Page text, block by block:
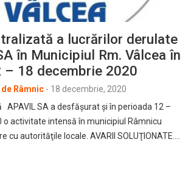
a lucrărilor derulate
în Municipiul Rm. Vâlcea în
– 18 decembrie 2020
Râmnic - 18 decembrie, 2020
APAVIL SA a desfăşurat şi în perioada 12 –
o activitate intensă în municipiul Râmnicu
cu autorităţile locale. AVARII SOLUŢIONATE.…